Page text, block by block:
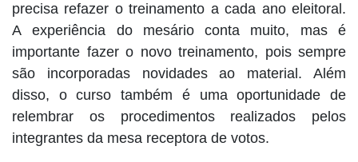
precisa refazer o treinamento a cada ano eleitoral.
A experiência do mesário conta muito, mas é
importante fazer o novo treinamento, pois sempre
são incorporadas novidades ao material. Além
disso, o curso também é uma oportunidade de
relembrar os procedimentos realizados pelos
integrantes da mesa receptora de votos.